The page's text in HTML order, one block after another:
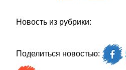
Новость из рубрики:
Поделиться новостью: